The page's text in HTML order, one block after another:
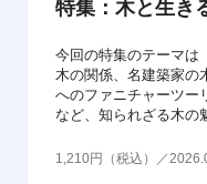
特集：木と生き
今回の特集のテーマは
木の関係、名建築家の
へのファニチャーツー
など、知られざる木の
1,210円（税込）／